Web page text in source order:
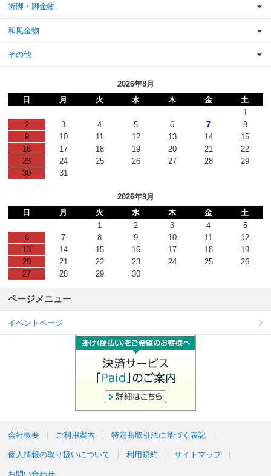
折脚・脚金物
和風金物
その他
2026年8月
日
月 火 水 木 金
土
1
2
3 4 5 6 7
8
9
10 11 12 13 14
15
16
17 18 19 20 21
22
23
24 25 26 27 28
29
30
31
2026年9月
日
月 火 水 木 金
土
1
2 3 4
5
6
7 8 9 10 11
12
13
14 15 16 17 18
19
20
21 22 23 24 25
26
27
28 29 30
ページメニュー
イベントページ
会社概要 ご利用案内 特定商取引法に基づく表記
個人情報の取り扱いについて 利用規約 サイトマップ
お問い合わせ